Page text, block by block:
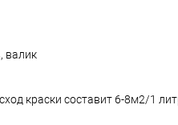
валик
краски составит 6-8м2/1